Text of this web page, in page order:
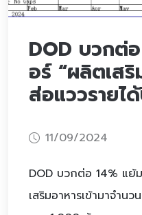
DOD บวกต่
อร์ “ผลิตเสริ
ส่อแววรายไ
11/09/2024
DOD บวกต่อ 14% แย้
เสริมอาหารเข้ามาจำน